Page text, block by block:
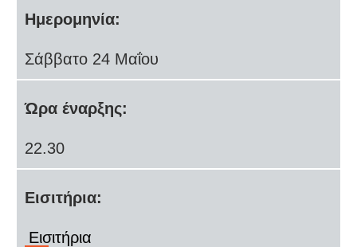
Ημερομηνία:
Σάββατο 24 Μαΐου
Ώρα έναρξης:
22.30
Εισιτήρια:
Εισιτήρια